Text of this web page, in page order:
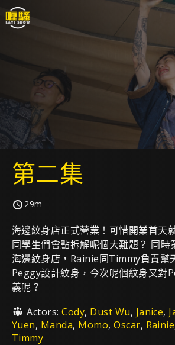
第二集
29m
海邊紋身店正式營業！可惜開業首天
同學生們會點拆解呢個大難題？ 同時
海邊紋身店，Rainie同Timmy負責幫
Peggy設計紋身，今次呢個紋身又對
義呢？
Actors:Cody, Dust Wu, Janice,
Yuen, Manda, Momo,Oscar, Rainie
Timmy